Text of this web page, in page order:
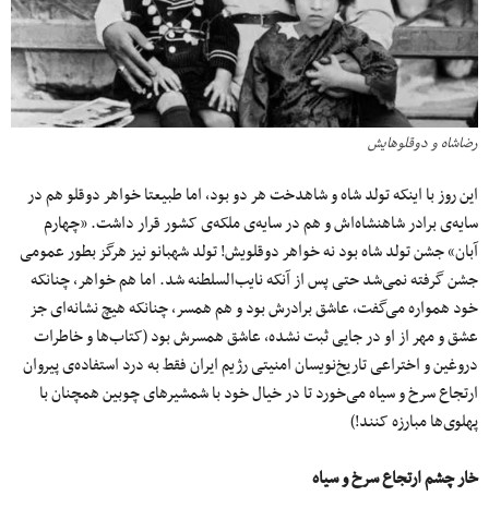
رضاشاه و دوقلوهایش
این روز با اینکه تولد شاه و شاهدخت هر دو بود، اما طبیعتا خواهر دوقلو هم در
سایه‌ی برادر شاهنشاه‌اش و هم در سایه‌ی ملکه‌ی کشور قرار داشت. «چهارم
‌آبان» جشن تولد شاه بود نه خواهر دوقلویش! تولد شهبانو نیز هرگز بطور عمومی
جشن گرفته نمی‌شد حتی پس از آنکه نایب‌السلطنه شد. اما هم خواهر، چنانکه
خود همواره می‌گفت، عاشق برادرش بود و هم همسر، چنانکه هیچ نشانه‌ای جز
عشق و مهر از او در جایی ثبت نشده، عاشق همسرش بود (کتاب‌ها و خاطرات
دروغین و اختراعی تاریخ‌نویسان امنیتی رژیم ایران فقط به درد استفاده‌ی پیروان
ارتجاع سرخ و سیاه می‌خورد تا در خیال خود با شمشیرهای چوبین همچنان با
پهلوی‌ها مبارزه کنند!)
خار چشم ارتجاع سرخ و سیاه